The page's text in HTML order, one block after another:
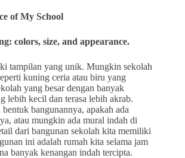
of My School
colors, size, and appearance.
tampilan yang unik. Mungkin sekolah
kuning ceria atau biru yang
yang besar dengan banyak
lebih kecil dan terasa lebih akrab.
bangunannya, apakah ada
atau mungkin ada mural indah di
dari bangunan sekolah kita memiliki
ini adalah rumah kita selama jam
banyak kenangan indah tercipta.